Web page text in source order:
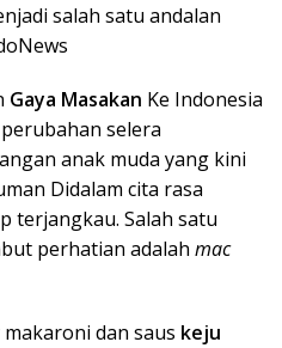
salah satu andalan
Gaya Masakan Ke Indonesia
selera
anak muda yang kini
Didalam cita rasa
terjangkau. Salah satu
perhatian adalah mac
dan saus keju